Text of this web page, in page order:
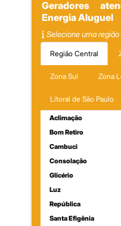
Geradores
Energia Aluguel
Selecione uma
Região Central
Zona Sul Zona
Litoral de São Paulo
Aclimação
Bom Retiro
Cambuci
Consolação
Glicério
Luz
República
Santa Efigênia